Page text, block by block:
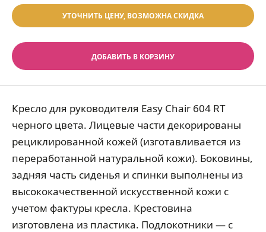
УТОЧНИТЬ ЦЕНУ, ВОЗМОЖНА СКИДКА
ДОБАВИТЬ В КОРЗИНУ
Кресло для руководителя Easy Chair 604 RT
черного цвета. Лицевые части декорированы
рециклированной кожей (изготавливается из
переработанной натуральной кожи). Боковины,
задняя часть сиденья и спинки выполнены из
высококачественной искусственной кожи с
учетом фактуры кресла. Крестовина
изготовлена из пластика. Подлокотники — с